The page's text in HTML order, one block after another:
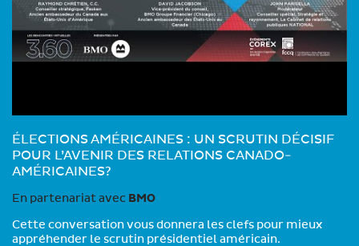
ÉLECTIONS AMÉRICAINES : UN SCRUTIN DÉCISIF
POUR L’AVENIR DES RELATIONS CANADO-
AMÉRICAINES?
En partenariat avec BMO
Cette conversation vous donnera les clefs pour mieux
appréhender le scrutin présidentiel américain.